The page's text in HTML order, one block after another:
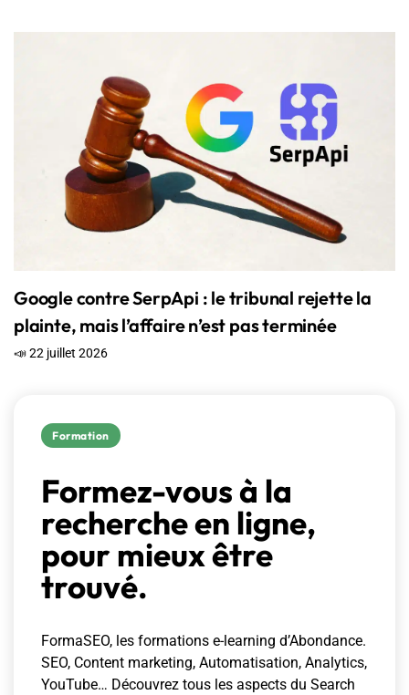
Google contre SerpApi : le tribunal rejette la
plainte, mais l’affaire n’est pas terminée
📣 22 juillet 2026
Formation
Formez-vous à la
recherche en ligne,
pour mieux être
trouvé.
FormaSEO, les formations e-learning d’Abondance.
SEO, Content marketing, Automatisation, Analytics,
YouTube… Découvrez tous les aspects du Search